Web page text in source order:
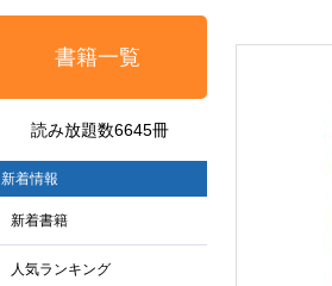
書籍一覧
読み放題数6645冊
新着情報
新着書籍
人気ランキング